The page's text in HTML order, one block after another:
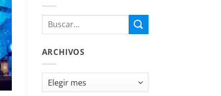
ARCHIVOS
Archivos